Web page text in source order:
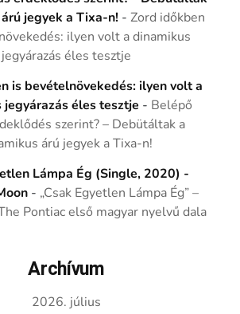
jegyek a Tixa-n! -Zord időkben
ilyen volt a dinamikus
jegyárazás éles tesztje
is bevételnövekedés: ilyen volt a
jegyárazás éles tesztje - Belépő
szerint? – Debütáltak a
árú jegyek a Tixa-n!
Lámpa Ég (Single, 2020) -
- „Csak Egyetlen Lámpa Ég” –
Pontiac első magyar nyelvű dala
Archívum
2026. július